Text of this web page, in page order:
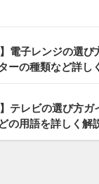
】電子レンジの選
ーの種類など詳し
】テレビの選び方ガ
の用語を詳しく解